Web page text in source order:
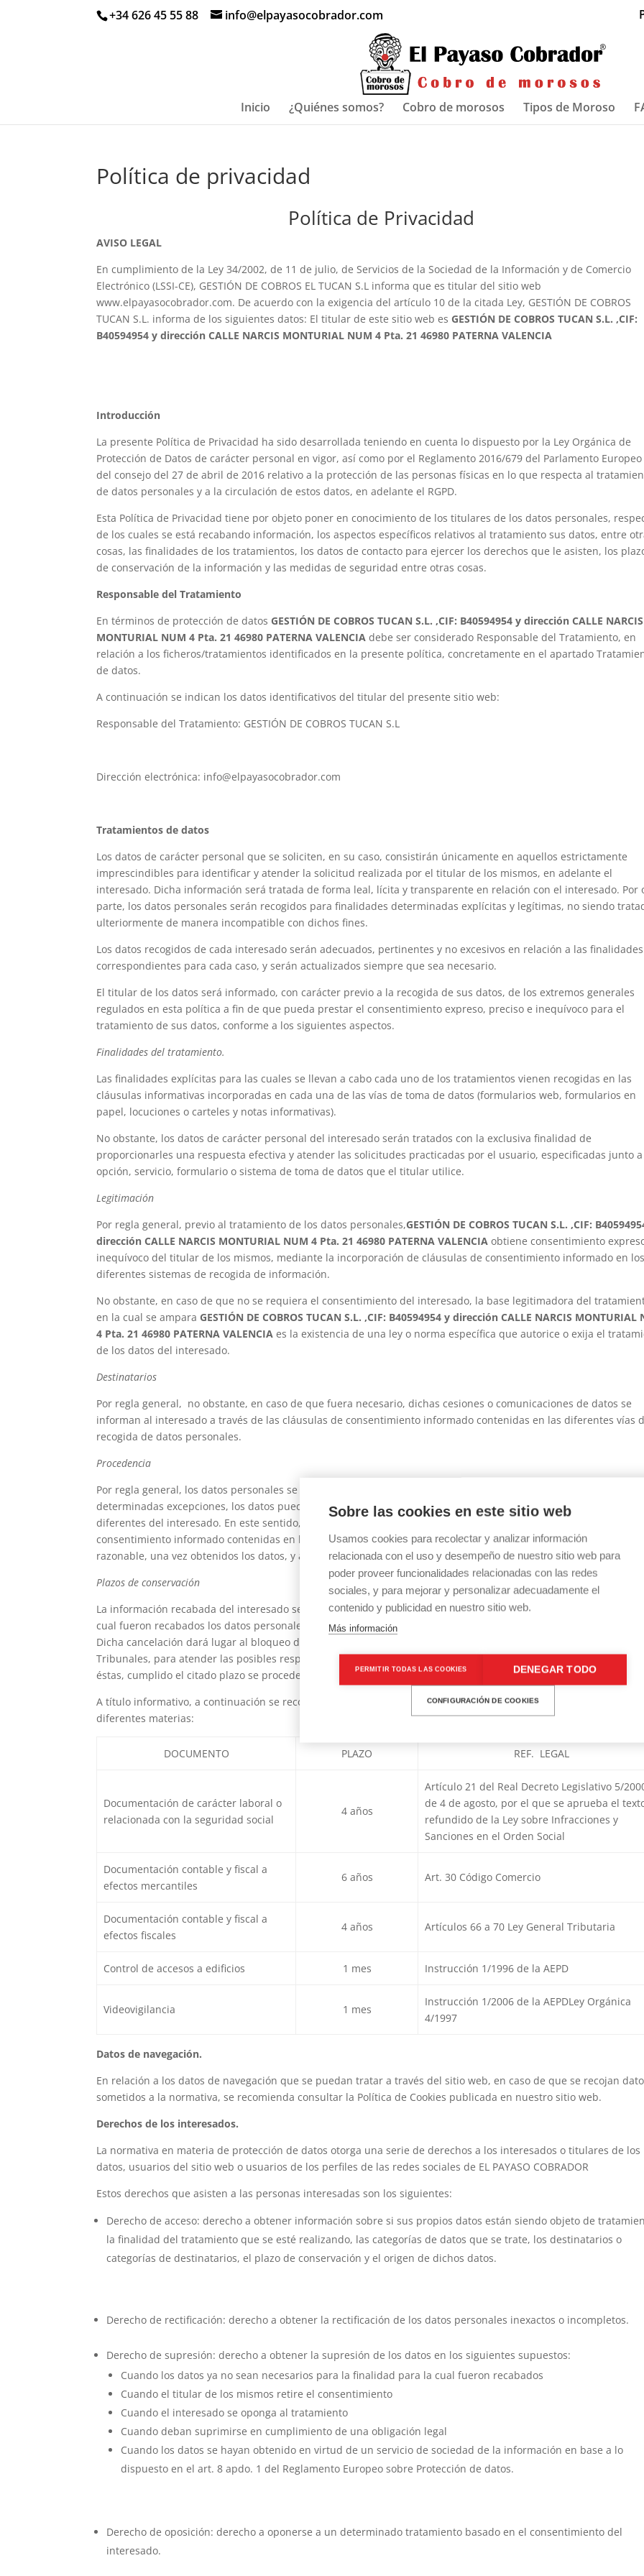
+34 626 45 55 88 info@elpayasocobrador.com
Inicio ¿Quiénes somos? Cobro de morosos Tipos de Moroso
Política de privacidad
Política de Privacidad
AVISO LEGAL
En cumplimiento de la Ley 34/2002, de 11 de julio, de Servicios de la Sociedad de la Información y de Comercio
Electrónico (LSSI-CE), GESTIÓN DE COBROS EL TUCAN S.L informa que es titular del sitio web
www.elpayasocobrador.com. De acuerdo con la exigencia del artículo 10 de la citada Ley, GESTIÓN DE COBROS
TUCAN S.L. informa de los siguientes datos: El titular de este sitio web es GESTIÓN DE COBROS TUCAN S.L. ,CIF:
B40594954 y dirección CALLE NARCIS MONTURIAL NUM 4 Pta. 21 46980 PATERNA VALENCIA
Introducción
La presente Política de Privacidad ha sido desarrollada teniendo en cuenta lo dispuesto por la Ley Orgánica de
Protección de Datos de carácter personal en vigor, así como por el Reglamento 2016/679 del Parlamento Europeo
del consejo del 27 de abril de 2016 relativo a la protección de las personas físicas en lo que respecta al
de datos personales y a la circulación de estos datos, en adelante el RGPD.
Esta Política de Privacidad tiene por objeto poner en conocimiento de los titulares de los datos personales,
de los cuales se está recabando información, los aspectos específicos relativos al tratamiento sus datos, entre
cosas, las finalidades de los tratamientos, los datos de contacto para ejercer los derechos que le asisten, los
de conservación de la información y las medidas de seguridad entre otras cosas.
Responsable del Tratamiento
En términos de protección de datos GESTIÓN DE COBROS TUCAN S.L. ,CIF: B40594954 y dirección CALLE NARCIS
MONTURIAL NUM 4 Pta. 21 46980 PATERNA VALENCIA debe ser considerado Responsable del Tratamiento, en
relación a los ficheros/tratamientos identificados en la presente política, concretamente en el apartado
de datos.
A continuación se indican los datos identificativos del titular del presente sitio web:
Responsable del Tratamiento: GESTIÓN DE COBROS TUCAN S.L
Dirección electrónica: info@elpayasocobrador.com
Tratamientos de datos
Los datos de carácter personal que se soliciten, en su caso, consistirán únicamente en aquellos estrictamente
imprescindibles para identificar y atender la solicitud realizada por el titular de los mismos, en adelante el
interesado. Dicha información será tratada de forma leal, lícita y transparente en relación con el interesado. Por
parte, los datos personales serán recogidos para finalidades determinadas explícitas y legítimas, no siendo
ulteriormente de manera incompatible con dichos fines.
Los datos recogidos de cada interesado serán adecuados, pertinentes y no excesivos en relación a las finalidades
correspondientes para cada caso, y serán actualizados siempre que sea necesario.
El titular de los datos será informado, con carácter previo a la recogida de sus datos, de los extremos generales
regulados en esta política a fin de que pueda prestar el consentimiento expreso, preciso e inequívoco para el
tratamiento de sus datos, conforme a los siguientes aspectos.
Finalidades del tratamiento.
Las finalidades explícitas para las cuales se llevan a cabo cada uno de los tratamientos vienen recogidas en las
cláusulas informativas incorporadas en cada una de las vías de toma de datos (formularios web, formularios en
papel, locuciones o carteles y notas informativas).
No obstante, los datos de carácter personal del interesado serán tratados con la exclusiva finalidad de
proporcionarles una respuesta efectiva y atender las solicitudes practicadas por el usuario, especificadas junto
opción, servicio, formulario o sistema de toma de datos que el titular utilice.
Legitimación
Por regla general, previo al tratamiento de los datos personales,GESTIÓN DE COBROS TUCAN S.L. ,CIF:
dirección CALLE NARCIS MONTURIAL NUM 4 Pta. 21 46980 PATERNA VALENCIA obtiene consentimiento
inequívoco del titular de los mismos, mediante la incorporación de cláusulas de consentimiento informado en los
diferentes sistemas de recogida de información.
No obstante, en caso de que no se requiera el consentimiento del interesado, la base legitimadora del
en la cual se ampara GESTIÓN DE COBROS TUCAN S.L. ,CIF: B40594954 y dirección CALLE NARCIS MONTURIAL
4 Pta. 21 46980 PATERNA VALENCIA es la existencia de una ley o norma específica que autorice o exija el
de los datos del interesado.
Destinatarios
Por regla general, no obstante, en caso de que fuera necesario, dichas cesiones o comunicaciones de datos se
informan al interesado a través de las cláusulas de consentimiento informado contenidas en las diferentes vías
recogida de datos personales.
Procedencia
Por regla general, los datos personales se recogen siempre directamente del interesado, no obstante, en
determinadas excepciones, los datos pueden ser recogidos a través de terceras personas, entidades o servicios
diferentes del interesado. En este sentido, este extremo será trasladado al interesado a través de las cláusulas de
consentimiento informado contenidas en las diferentes vías de recogida de información y dentro de un plazo
razonable, una vez obtenidos los datos, y a más tardar dentro de un mes.
Plazos de conservación
La información recabada del interesado será conservada mientras sea necesaria para cumplir con la finalidad
cual fueron recabados los datos personales, de forma que, una vez cumplida la finalidad los datos serán
Dicha cancelación dará lugar al bloqueo de los datos conservándose únicamente a disposición de las AAPP,
Tribunales, para atender las posibles responsabilidades nacidas del tratamiento, durante el plazo de
éstas, cumplido el citado plazo se procederá a la destrucción de la información.
A título informativo, a continuación se recogen los plazos legales de conservación de la información en relación a
diferentes materias:
DOCUMENTO PLAZO REF. LEGAL
Documentación de carácter laboral o
relacionada con la seguridad social
4 años
Artículo 21 del Real Decreto Legislativo 5/
de 4 de agosto, por el que se aprueba el
refundido de la Ley sobre Infracciones y
Sanciones en el Orden Social
Documentación contable y fiscal a
efectos mercantiles
6 años Art. 30 Código Comercio
Documentación contable y fiscal a
efectos fiscales
4 años Artículos 66 a 70 Ley General Tributaria
Control de accesos a edificios 1 mes Instrucción 1/1996 de la AEPD
Videovigilancia 1 mes
Instrucción 1/2006 de la AEPDLey Orgánica
4/1997
Datos de navegación.
En relación a los datos de navegación que se puedan tratar a través del sitio web, en caso de que se recojan
sometidos a la normativa, se recomienda consultar la Política de Cookies publicada en nuestro sitio web.
Derechos de los interesados.
La normativa en materia de protección de datos otorga una serie de derechos a los interesados o titulares de los
datos, usuarios del sitio web o usuarios de los perfiles de las redes sociales de EL PAYASO COBRADOR
Estos derechos que asisten a las personas interesadas son los siguientes:
Derecho de acceso: derecho a obtener información sobre si sus propios datos están siendo objeto de
la finalidad del tratamiento que se esté realizando, las categorías de datos que se trate, los destinatarios o
categorías de destinatarios, el plazo de conservación y el origen de dichos datos.
Derecho de rectificación: derecho a obtener la rectificación de los datos personales inexactos o incompletos.
Derecho de supresión: derecho a obtener la supresión de los datos en los siguientes supuestos:
Cuando los datos ya no sean necesarios para la finalidad para la cual fueron recabados
Cuando el titular de los mismos retire el consentimiento
Cuando el interesado se oponga al tratamiento
Cuando deban suprimirse en cumplimiento de una obligación legal
Cuando los datos se hayan obtenido en virtud de un servicio de sociedad de la información en base a lo
dispuesto en el art. 8 apdo. 1 del Reglamento Europeo sobre Protección de datos.
Derecho de oposición: derecho a oponerse a un determinado tratamiento basado en el consentimiento del
interesado.
Sobre las cookies en este sitio web
Usamos cookies para recolectar y analizar información
relacionada con el uso y desempeño de nuestro sitio web para
poder proveer funcionalidades relacionadas con las redes
sociales, y para mejorar y personalizar adecuadamente el
contenido y publicidad en nuestro sitio web.
Más información
PERMITIR TODAS LAS COOKIES DENEGAR TODO
CONFIGURACIÓN DE COOKIES